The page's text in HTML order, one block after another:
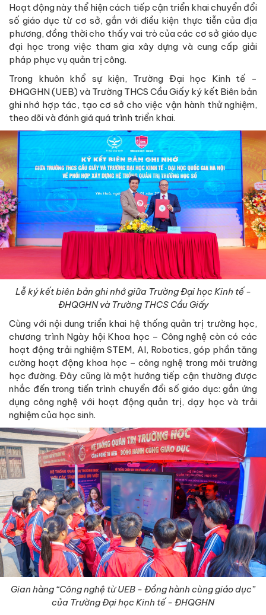
Hoạt động này thể hiện cách tiếp cận triển khai chuyển đổi
số giáo dục từ cơ sở, gắn với điều kiện thực tiễn của địa
phương, đồng thời cho thấy vai trò của các cơ sở giáo dục
đại học trong việc tham gia xây dựng và cung cấp giải
pháp phục vụ quản trị công.
Trong khuôn khổ sự kiện, Trường Đại học Kinh tế -
ĐHQGHN (UEB) và Trường THCS Cầu Giấy ký kết Biên bản
ghi nhớ hợp tác, tạo cơ sở cho việc vận hành thử nghiệm,
theo dõi và đánh giá quá trình triển khai.
Lễ ký kết biên bản ghi nhớ giữa Trường Đại học Kinh tế -
ĐHQGHN và Trường THCS Cầu Giấy
Cùng với nội dung triển khai hệ thống quản trị trường học,
chương trình Ngày hội Khoa học – Công nghệ còn có các
hoạt động trải nghiệm STEM, AI, Robotics, góp phần tăng
cường hoạt động khoa học – công nghệ trong môi trường
học đường. Đây cũng là một hướng tiếp cận thường được
nhắc đến trong tiến trình chuyển đổi số giáo dục: gắn ứng
dụng công nghệ với hoạt động quản trị, dạy học và trải
nghiệm của học sinh.
Gian hàng “Công nghệ từ UEB - Đồng hành cùng giáo dục”
của Trường Đại học Kinh tế - ĐHQGHN